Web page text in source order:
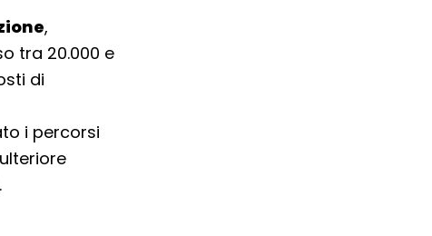
,
tra 20.000 e
di
i percorsi